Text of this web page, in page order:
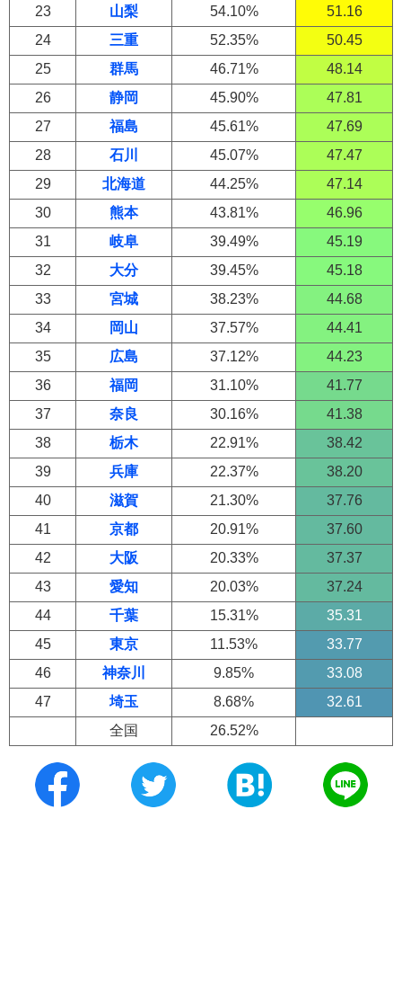
23 山梨 54.10%
51.16
24
三重 52.35%
50.45
25
群馬 46.71%
48.14
26
静岡 45.90%
47.81
27
福島 45.61%
47.69
28
石川 45.07%
47.47
29
北海道 44.25%
47.14
30
熊本 43.81%
46.96
31
岐阜 39.49%
45.19
32
大分 39.45%
45.18
33
宮城 38.23%
44.68
34
岡山 37.57%
44.41
35
広島 37.12%
44.23
36
福岡 31.10%
41.77
37
奈良 30.16%
41.38
38
栃木 22.91%
38.42
39
兵庫 22.37%
38.20
40
滋賀 21.30%
37.76
41
京都 20.91%
37.60
42
大阪 20.33%
37.37
43
愛知 20.03%
37.24
44
千葉 15.31%
35.31
45
東京 11.53%
33.77
46
神奈川 9.85%
33.08
47
埼玉 8.68%
32.61
全国
26.52%